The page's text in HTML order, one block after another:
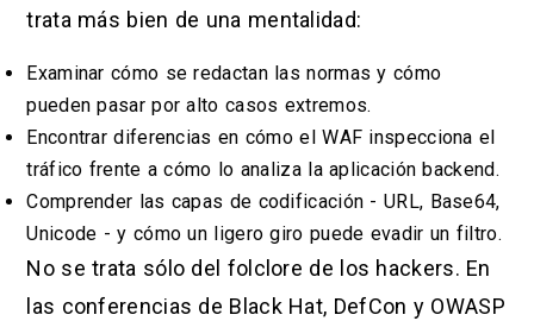
trata más bien de una mentalidad:
Examinar cómo se redactan las normas y cómo
pueden pasar por alto casos extremos.
Encontrar diferencias en cómo el WAF inspecciona el
tráfico frente a cómo lo analiza la aplicación backend.
Comprender las capas de codificación - URL, Base64,
Unicode - y cómo un ligero giro puede evadir un filtro.
No se trata sólo del folclore de los hackers. En
las conferencias de Black Hat, DefCon y OWASP